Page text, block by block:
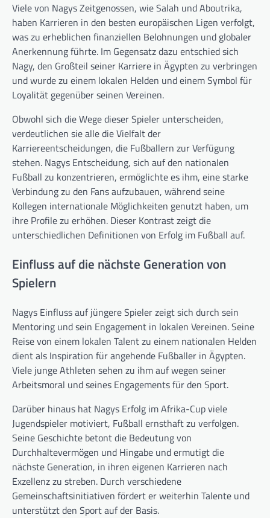
Viele von Nagys Zeitgenossen, wie Salah und Aboutrika,
haben Karrieren in den besten europäischen Ligen verfolgt,
was zu erheblichen finanziellen Belohnungen und globaler
Anerkennung führte. Im Gegensatz dazu entschied sich
Nagy, den Großteil seiner Karriere in Ägypten zu verbringen
und wurde zu einem lokalen Helden und einem Symbol für
Loyalität gegenüber seinen Vereinen.
Obwohl sich die Wege dieser Spieler unterscheiden,
verdeutlichen sie alle die Vielfalt der
Karriereentscheidungen, die Fußballern zur Verfügung
stehen. Nagys Entscheidung, sich auf den nationalen
Fußball zu konzentrieren, ermöglichte es ihm, eine starke
Verbindung zu den Fans aufzubauen, während seine
Kollegen internationale Möglichkeiten genutzt haben, um
ihre Profile zu erhöhen. Dieser Kontrast zeigt die
unterschiedlichen Definitionen von Erfolg im Fußball auf.
Einfluss auf die nächste Generation von
Spielern
Nagys Einfluss auf jüngere Spieler zeigt sich durch sein
Mentoring und sein Engagement in lokalen Vereinen. Seine
Reise von einem lokalen Talent zu einem nationalen Helden
dient als Inspiration für angehende Fußballer in Ägypten.
Viele junge Athleten sehen zu ihm auf wegen seiner
Arbeitsmoral und seines Engagements für den Sport.
Darüber hinaus hat Nagys Erfolg im Afrika-Cup viele
Jugendspieler motiviert, Fußball ernsthaft zu verfolgen.
Seine Geschichte betont die Bedeutung von
Durchhaltevermögen und Hingabe und ermutigt die
nächste Generation, in ihren eigenen Karrieren nach
Exzellenz zu streben. Durch verschiedene
Gemeinschaftsinitiativen fördert er weiterhin Talente und
unterstützt den Sport auf der Basis.